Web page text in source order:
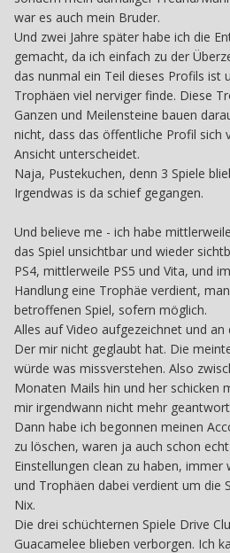
war es auch mein Bruder.
Und zwei Jahre später habe ich die
gemacht, da ich einfach zu der
das nunmal ein Teil dieses Profils ist
Trophäen viel nerviger finde. Diese
Ganzen und Meilensteine bauen
nicht, dass das öffentliche Profil sich
Ansicht unterscheidet.
Naja, Pustekuchen, denn 3 Spiele
Irgendwas is da schief gegangen.
Und believe me - ich habe
das Spiel unsichtbar und wieder
PS4, mittlerweile PS5 und Vita, und
Handlung eine Trophäe verdient,
betroffenen Spiel, sofern möglich.
Alles auf Video aufgezeichnet und an
Der mir nicht geglaubt hat. Die
würde was missverstehen. Also
Monaten Mails hin und her schicken
mir irgendwann nicht mehr
Dann habe ich begonnen meinen
zu löschen, waren ja auch schon
Einstellungen clean zu haben,
und Trophäen dabei verdient um die
Nix.
Die drei schüchternen Spiele Drive
Guacamelee blieben verborgen. Ich